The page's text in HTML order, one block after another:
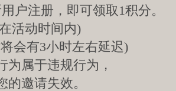
户注册，即可领取1积分。
活动时间内)
会有3小时左右延迟)
属于违规行为，
邀请失效。